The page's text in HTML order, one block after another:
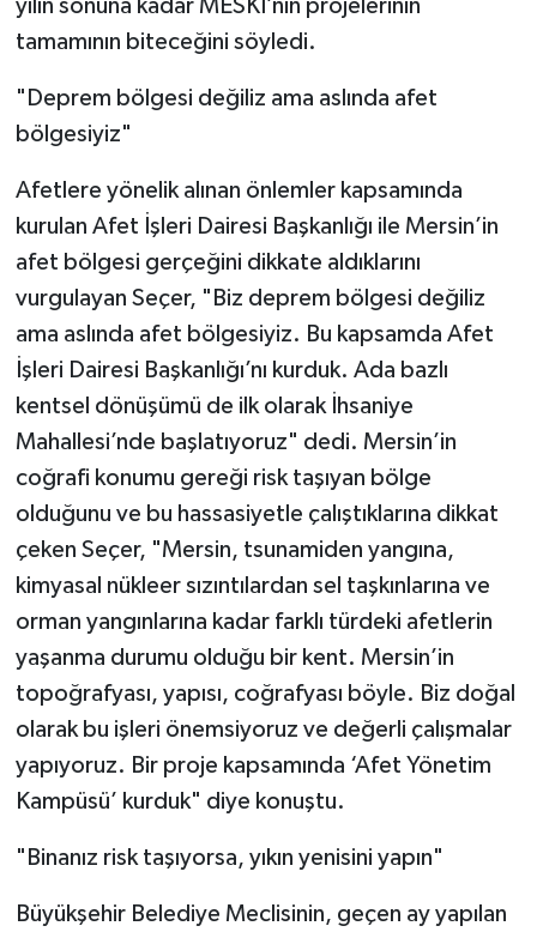
yılın sonuna kadar MESKİ’nin projelerinin
tamamının biteceğini söyledi.
"Deprem bölgesi değiliz ama aslında afet
bölgesiyiz"
Afetlere yönelik alınan önlemler kapsamında
kurulan Afet İşleri Dairesi Başkanlığı ile Mersin’in
afet bölgesi gerçeğini dikkate aldıklarını
vurgulayan Seçer, "Biz deprem bölgesi değiliz
ama aslında afet bölgesiyiz. Bu kapsamda Afet
İşleri Dairesi Başkanlığı’nı kurduk. Ada bazlı
kentsel dönüşümü de ilk olarak İhsaniye
Mahallesi’nde başlatıyoruz" dedi. Mersin’in
coğrafi konumu gereği risk taşıyan bölge
olduğunu ve bu hassasiyetle çalıştıklarına dikkat
çeken Seçer, "Mersin, tsunamiden yangına,
kimyasal nükleer sızıntılardan sel taşkınlarına ve
orman yangınlarına kadar farklı türdeki afetlerin
yaşanma durumu olduğu bir kent. Mersin’in
topoğrafyası, yapısı, coğrafyası böyle. Biz doğal
olarak bu işleri önemsiyoruz ve değerli çalışmalar
yapıyoruz. Bir proje kapsamında ‘Afet Yönetim
Kampüsü’ kurduk" diye konuştu.
"Binanız risk taşıyorsa, yıkın yenisini yapın"
Büyükşehir Belediye Meclisinin, geçen ay yapılan